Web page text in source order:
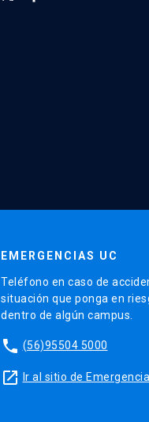
EMERGENCIAS UC
Teléfono en caso de
situación que ponga en
dentro de algún campus.
phone (56)95504 5000
launch Ir al sitio de